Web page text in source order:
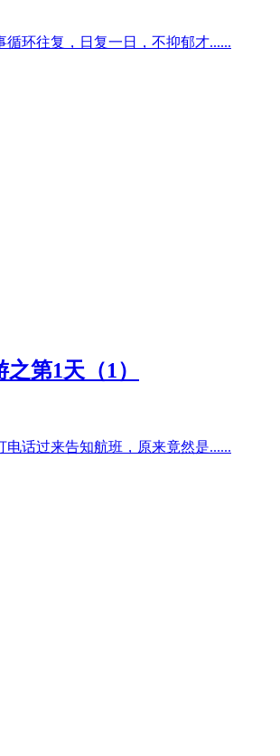
循环往复，日复一日，不抑郁才......
第1天（1）
话过来告知航班，原来竟然是......